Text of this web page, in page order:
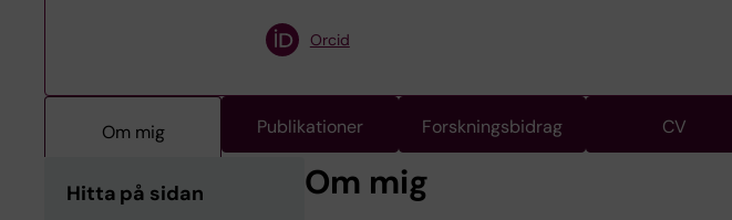
Orcid
Om mig Publikationer Forskningsbidrag CV
Hitta på sidan Om mig